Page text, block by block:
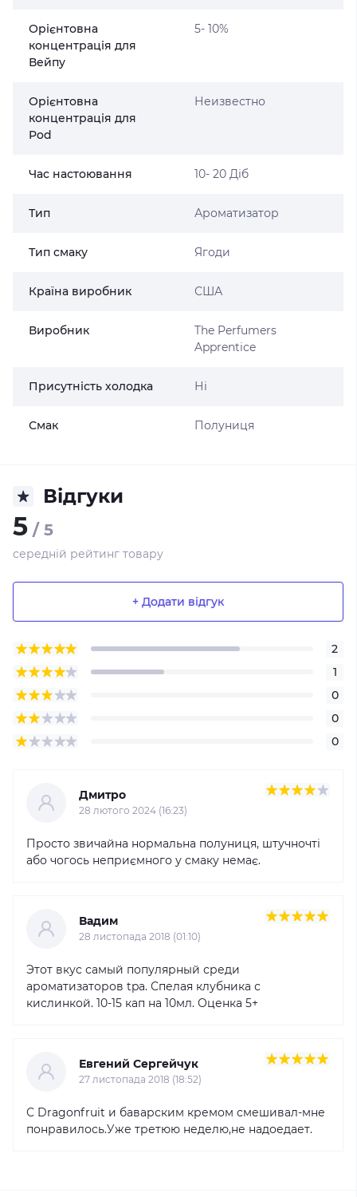
Орієнтовна
концентрація для
Вейпу
5- 10%
Орієнтовна
концентрація для
Pod
Неизвестно
Час настоювання 10- 20 Діб
Тип Ароматизатор
Тип смаку Ягоди
Країна виробник США
Виробник
The Perfumers
Apprentice
Присутність холодка Ні
Смак Полуниця
Відгуки
5 / 5
середній рейтинг товару
+ Додати відгук
2
1
0
0
0
Дмитро
28 лютого 2024 (16:23)
Просто звичайна нормальна полуниця, штучночті
або чогось неприємного у смаку немає.
Вадим
28 листопада 2018 (01:10)
Этот вкус самый популярный среди
ароматизаторов tpa. Спелая клубника с
кислинкой. 10-15 кап на 10мл. Оценка 5+
Евгений Сергейчук
27 листопада 2018 (18:52)
С Dragonfruit и баварским кремом смешивал-мне
понравилось.Уже третюю неделю,не надоедает.